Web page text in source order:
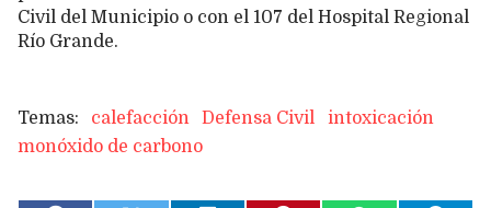
Civil del Municipio o con el 107 del Hospital Regional
Río Grande.
calefacción Defensa Civil
intoxicación
monóxido de carbono